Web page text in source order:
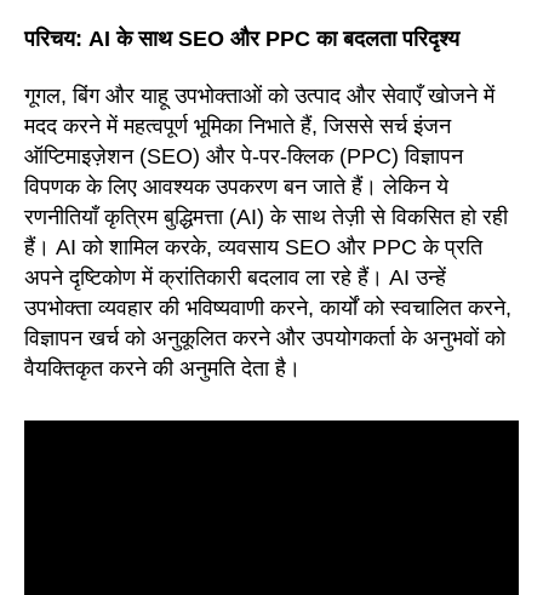
परिचय: AI के साथ SEO और PPC का बदलता परिदृश्य
गूगल, बिंग और याहू उपभोक्ताओं को उत्पाद और सेवाएँ खोजने में
मदद करने में महत्वपूर्ण भूमिका निभाते हैं, जिससे सर्च इंजन
ऑप्टिमाइज़ेशन (SEO) और पे-पर-क्लिक (PPC) विज्ञापन
विपणक के लिए आवश्यक उपकरण बन जाते हैं। लेकिन ये
रणनीतियाँ कृत्रिम बुद्धिमत्ता (AI) के साथ तेज़ी से विकसित हो रही
हैं। AI को शामिल करके, व्यवसाय SEO और PPC के प्रति
अपने दृष्टिकोण में क्रांतिकारी बदलाव ला रहे हैं। AI उन्हें
उपभोक्ता व्यवहार की भविष्यवाणी करने, कार्यों को स्वचालित करने,
विज्ञापन खर्च को अनुकूलित करने और उपयोगकर्ता के अनुभवों को
वैयक्तिकृत करने की अनुमति देता है।